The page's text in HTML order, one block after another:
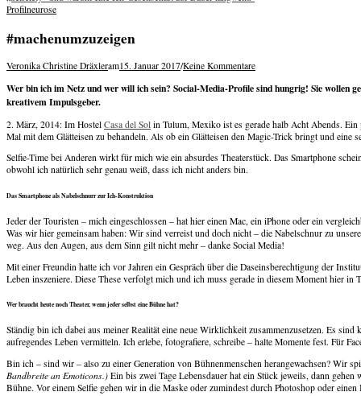
navigation
Profilneurose
#machenumzuzeigen
Veronika Christine Dräxleram15. Januar 2017/Keine Kommentare
Wer bin ich im Netz und wer will ich sein? Social-Media-Profile sind hungrig! Sie wollen
kreativem Impulsgeber.
2. März, 2014: Im Hostel Casa del Sol in Tulum, Mexiko ist es gerade halb Acht Abends. Ein
Mal mit dem Glätteisen zu behandeln. Als ob ein Glätteisen den Magic-Trick bringt und
Selfie-Time bei Anderen wirkt für mich wie ein absurdes Theaterstück. Das Smartphone
obwohl ich natürlich sehr genau weiß, dass ich nicht anders bin.
Das Smartphone als Nabelschnurr zur Ich-Konstruktion
Jeder der Touristen – mich eingeschlossen – hat hier einen Mac, ein iPhone oder ein
Was wir hier gemeinsam haben: Wir sind verreist und doch nicht – die Nabelschnur zu
weg. Aus den Augen, aus dem Sinn gilt nicht mehr – danke Social Media!
Mit einer Freundin hatte ich vor Jahren ein Gespräch über die Daseinsberechtigung der
Leben inszeniere. Diese These verfolgt mich und ich muss gerade in diesem Moment hier in
Wer braucht heute noch Theater, wenn jeder selbst eine Bühne hat?
Ständig bin ich dabei aus meiner Realität eine neue Wirklichkeit zusammenzusetzen. Es
aufregendes Leben vermitteln. Ich erlebe, fotografiere, schreibe – halte Momente fest. Für
Bin ich – sind wir – also zu einer Generation von Bühnenmenschen herangewachsen? Wir
Bandbreite an Emoticons.) Ein bis zwei Tage Lebensdauer hat ein Stück jeweils, dann
Bühne. Vor einem Selfie gehen wir in die Maske oder zumindest durch Photoshop oder